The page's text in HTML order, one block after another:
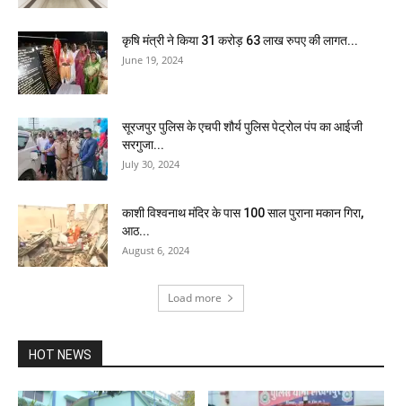
कृषि मंत्री ने किया 31 करोड़ 63 लाख रुपए की लागत...
June 19, 2024
सूरजपुर पुलिस के एचपी शौर्य पुलिस पेट्रोल पंप का आईजी
सरगुजा...
July 30, 2024
काशी विश्वनाथ मंद‍िर के पास 100 साल पुराना मकान गिरा,
आठ...
August 6, 2024
Load more
HOT NEWS